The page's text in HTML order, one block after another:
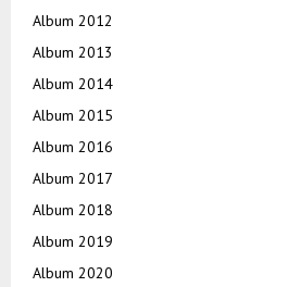
Album 2012
Album 2013
Album 2014
Album 2015
Album 2016
Album 2017
Album 2018
Album 2019
Album 2020